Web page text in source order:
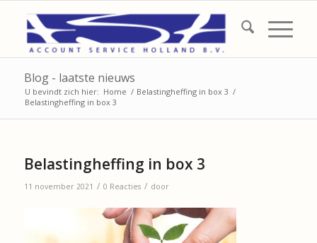
Blog - laatste nieuws
U bevindt zich hier: Home / Belastingheffing in box 3 /
Belastingheffing in box 3
Belastingheffing in box 3
11 november 2021 / 0 Reacties / door